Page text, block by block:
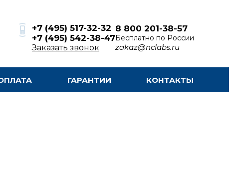
+7 (495) 517-32-32
+7 (495) 542-38-47
Заказать звонок
8 800 201-38-57
Бесплатно по России
zakaz@nclabs.ru
ГАРАНТИИ КОНТАКТЫ